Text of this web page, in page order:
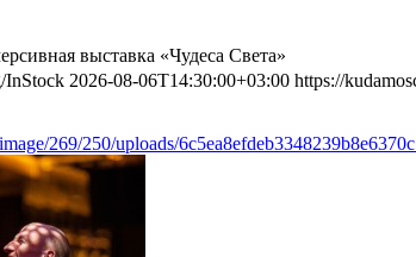
выставка «Чудеса Света»
InStock 2026-08-06T14:30:00+03:00 https://
269/250/uploads/